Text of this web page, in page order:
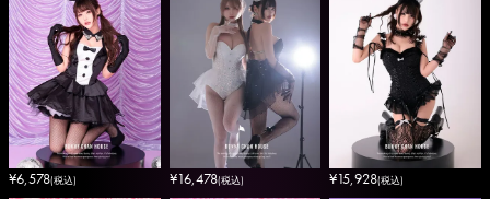
¥6,578(税込) ¥16,478(税込) ¥15,928(税込)